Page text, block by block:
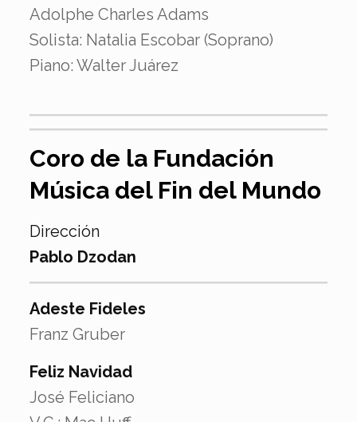
Adolphe Charles Adams
Solista: Natalia Escobar (Soprano)
Piano: Walter Juárez
Coro de la Fundación
Música del Fin del Mundo
Dirección
Pablo Dzodan
Adeste Fideles
Franz Gruber
Feliz Navidad
José Feliciano